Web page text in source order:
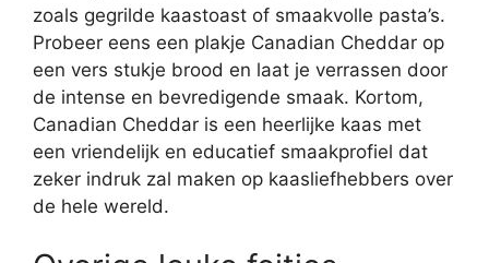
zoals gegrilde kaastoast of smaakvolle pasta’s.
Probeer eens een plakje Canadian Cheddar op
een vers stukje brood en laat je verrassen door
de intense en bevredigende smaak. Kortom,
Canadian Cheddar is een heerlijke kaas met
een vriendelijk en educatief smaakprofiel dat
zeker indruk zal maken op kaasliefhebbers over
de hele wereld.